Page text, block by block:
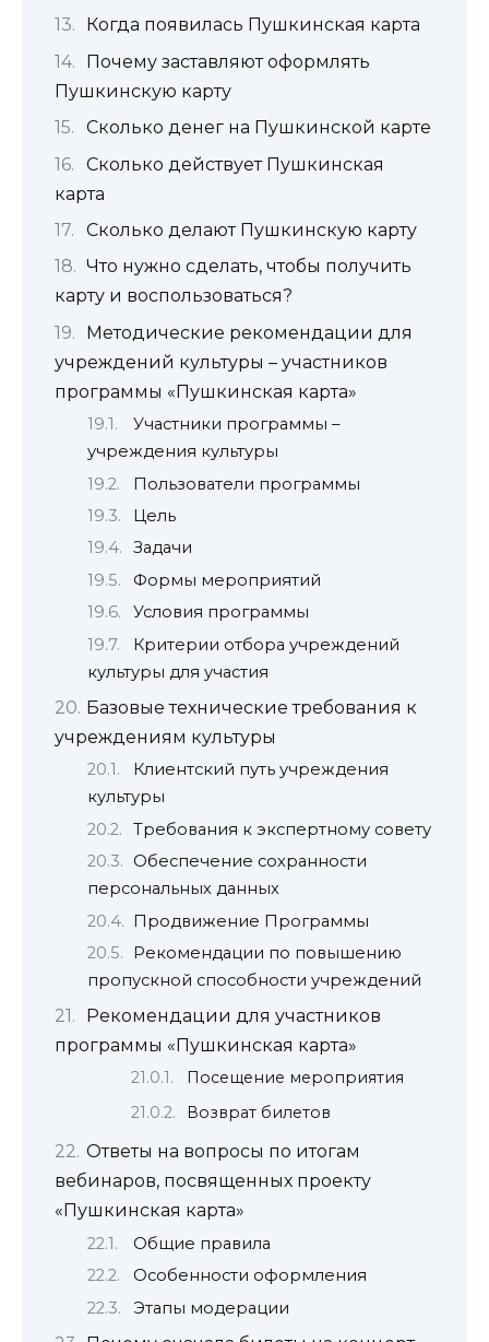
Когда появилась Пушкинская карта
Почему заставляют оформлять
Пушкинскую карту
Сколько денег на Пушкинской карте
Сколько действует Пушкинская
карта
Сколько делают Пушкинскую карту
Что нужно сделать, чтобы получить
карту и воспользоваться?
Методические рекомендации для
учреждений культуры – участников
программы «Пушкинская карта»
Участники программы –
учреждения культуры
Пользователи программы
Цель
Задачи
Формы мероприятий
Условия программы
Критерии отбора учреждений
культуры для участия
Базовые технические требования к
учреждениям культуры
Клиентский путь учреждения
культуры
Требования к экспертному совету
Обеспечение сохранности
персональных данных
Продвижение Программы
Рекомендации по повышению
пропускной способности учреждений
Рекомендации для участников
программы «Пушкинская карта»
Посещение мероприятия
Возврат билетов
Ответы на вопросы по итогам
вебинаров, посвященных проекту
«Пушкинская карта»
Общие правила
Особенности оформления
Этапы модерации